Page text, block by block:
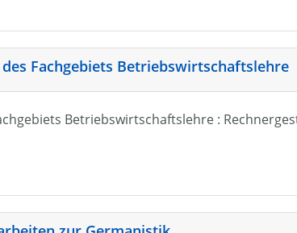
Fachgebiets Betriebswirtschaftslehre
Betriebswirtschaftslehre :